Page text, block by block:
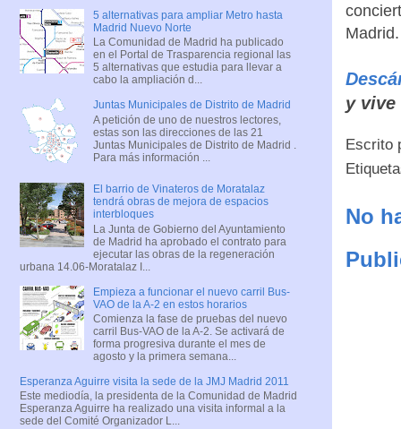
Madrid.
y vive
Escrito
No
5 alternativas para ampliar Metro hasta
Madrid Nuevo Norte
La Comunidad de Madrid ha publicado
en el Portal de Trasparencia regional las
5 alternativas que estudia para llevar a
cabo la ampliación d...
Juntas Municipales de Distrito de Madrid
A petición de uno de nuestros lectores,
estas son las direcciones de las 21
Juntas Municipales de Distrito de Madrid .
Para más información ...
El barrio de Vinateros de Moratalaz
tendrá obras de mejora de espacios
interbloques
La Junta de Gobierno del Ayuntamiento
de Madrid ha aprobado el contrato para
ejecutar las obras de la regeneración
urbana 14.06-Moratalaz I...
Empieza a funcionar el nuevo carril Bus-
VAO de la A-2 en estos horarios
Comienza la fase de pruebas del nuevo
carril Bus-VAO de la A-2. Se activará de
forma progresiva durante el mes de
agosto y la primera semana...
Esperanza Aguirre visita la sede de la JMJ Madrid 2011
Este mediodía, la presidenta de la Comunidad de Madrid
Esperanza Aguirre ha realizado una visita informal a la
sede del Comité Organizador L...